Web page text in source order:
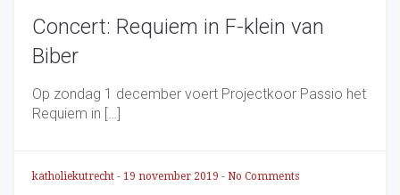
Concert: Requiem in F-klein van
Biber
Op zondag 1 december voert Projectkoor Passio het
Requiem in […]
katholiekutrecht - 19 november 2019 - No Comments